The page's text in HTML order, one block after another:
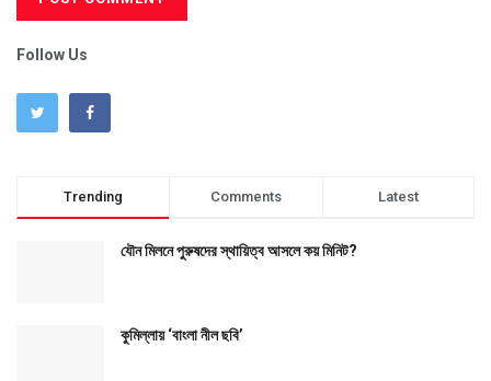
Follow Us
Trending Comments Latest
যৌন মিলনে পুরুষদের স্থায়িত্ব আসলে কয় মিনিট?
কুমিল্লায় ‘বাংলা নীল ছবি’